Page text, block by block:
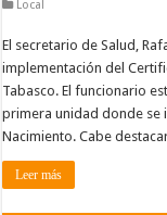
Local
El secretario de Salud,
implementación del
Tabasco. El funcionario
primera unidad donde se
Nacimiento. Cabe
Leer más